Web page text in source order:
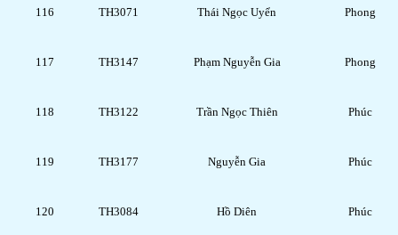
116 TH3071 Thái Ngọc Uyển Phong
117 TH3147 Phạm Nguyễn Gia Phong
118 TH3122 Trần Ngọc Thiên Phúc
119 TH3177 Nguyễn Gia Phúc
120 TH3084 Hồ Diên Phúc